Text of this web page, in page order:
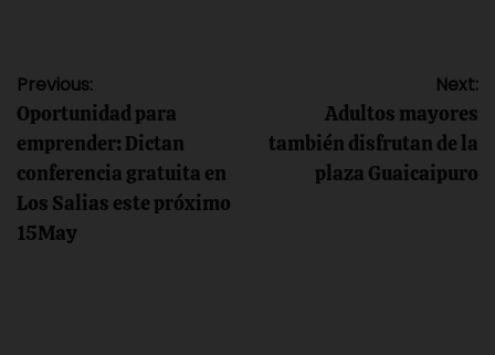
Navegación
de
entradas
Previous:
Oportunidad para
emprender: Dictan
conferencia gratuita en
Los Salias este próximo
15May
Next:
Adultos mayores
también disfrutan de la
plaza Guaicaipuro